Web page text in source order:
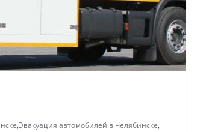
,Эвакуация автомобилей в Челябинске,